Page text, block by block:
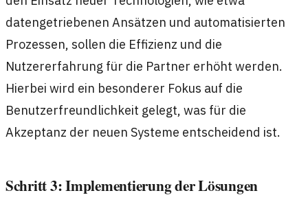
datengetriebenen Ansätzen und automatisierten
Prozessen, sollen die Effizienz und die
Nutzererfahrung für die Partner erhöht werden.
Hierbei wird ein besonderer Fokus auf die
Benutzerfreundlichkeit gelegt, was für die
Akzeptanz der neuen Systeme entscheidend ist.
Schritt 3: Implementierung der Lösungen